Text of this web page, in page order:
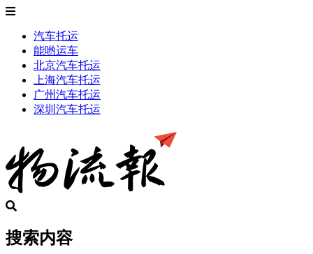
汽车托运
能哟运车
北京汽车托运
上海汽车托运
广州汽车托运
深圳汽车托运
搜索内容